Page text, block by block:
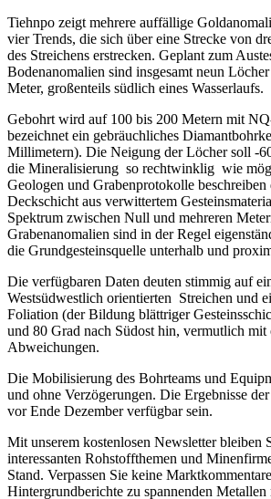
Tiehnpo zeigt mehrere auffällige
vier Trends, die sich über eine Strecke von
des Streichens erstrecken. Geplant zum
Bodenanomalien sind insgesamt neun
Meter, großenteils südlich eines Wasserlaufs.
Gebohrt wird auf 100 bis 200 Metern mit
bezeichnet ein gebräuchliches
Millimetern). Die Neigung der Löcher soll -
die Mineralisierung so rechtwinklig wie
Geologen und Grabenprotokolle
Deckschicht aus verwittertem
Spektrum zwischen Null und mehreren
Grabenanomalien sind in der Regel
die Grundgesteinsquelle unterhalb und
Die verfügbaren Daten deuten stimmig auf
Westsüdwestlich orientierten Streichen und
Foliation (der Bildung blättriger
und 80 Grad nach Südost hin, vermutlich mit
Abweichungen.
Die Mobilisierung des Bohrteams und
und ohne Verzögerungen. Die Ergebnisse
vor Ende Dezember verfügbar sein.
Mit unserem kostenlosen Newsletter bleiben
interessanten Rohstoffthemen und
Stand. Verpassen Sie keine
Hintergrundberichte zu spannenden Metallen